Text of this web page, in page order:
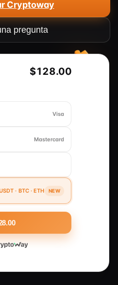
Cryptoway
pregunta
$128.00
Visa
Mastercard
· BTC · ETH NEW
to address
TXmQ7…N6kJrA
· TRC-20 network